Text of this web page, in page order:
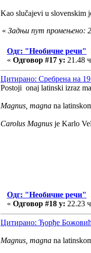
Kao slučajevi u slovenskim
« Задњи пут промењено:
Одг: "Необичне речи"
« Одговор #17 у: 21.48
Цитирано: Сребрена на
Postoji onaj latinski izraz
Magnus, magna na
Carolus Magnus je Karlo
Одг: "Необичне речи"
« Одговор #18 у: 22.23
Цитирано: Ђорђе
Magnus, magna na